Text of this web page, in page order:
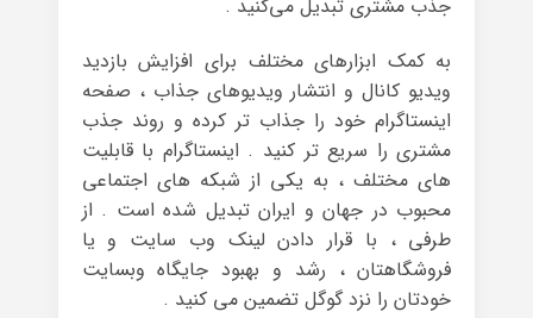
جذب مشتری تبدیل می‌کنید .
به کمک ابزارهای مختلف برای افزایش بازدید
ویدیو کانال و انتشار ویدیوهای جذاب ، صفحه
اینستاگرام خود را جذاب تر کرده و روند جذب
مشتری را سریع تر کنید . اینستاگرام با قابلیت
های مختلف ، به یکی از شبکه های اجتماعی
محبوب در جهان و ایران تبدیل شده است . از
طرفی ، با قرار دادن لینک وب سایت و یا
فروشگاهتان ، رشد و بهبود جایگاه وبسایت
خودتان را نزد گوگل تضمین می کنید .